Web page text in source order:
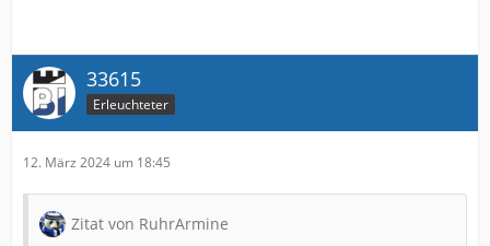
33615
Erleuchteter
12. März 2024 um 18:45
Zitat von RuhrArmine